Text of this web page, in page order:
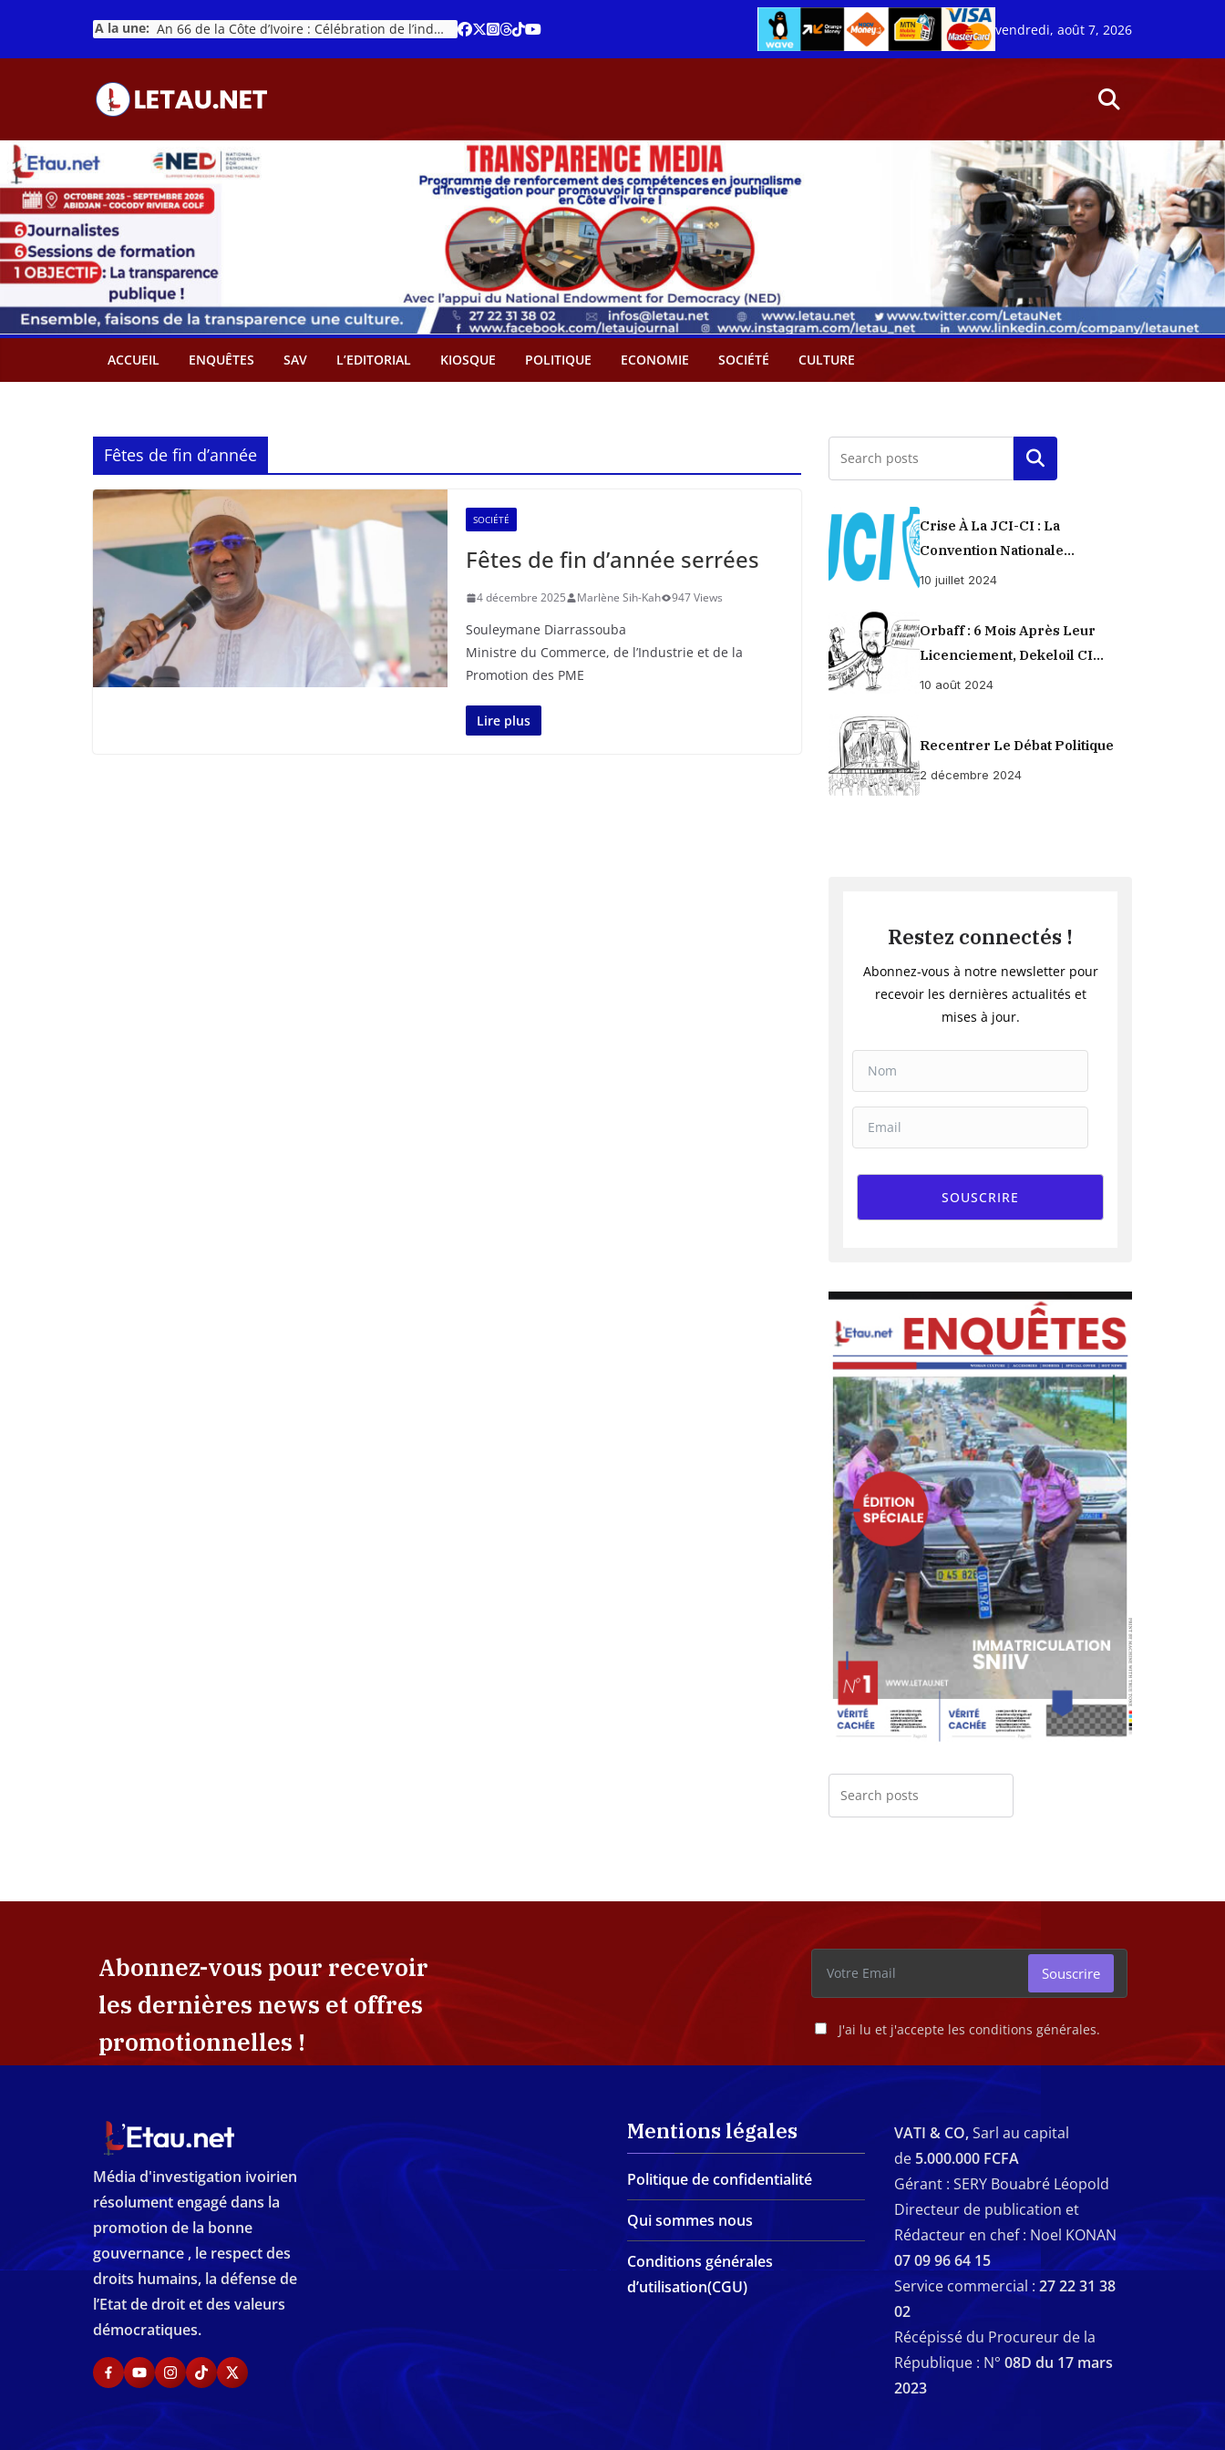
contenu
A la une:
An 66 de la Côte d’Ivoire : Célébration de l’indépendance ou cérémonie d’hommage à Ouattara ?
vendredi, août 7, 2026
ACCUEIL ENQUÊTES SAV L’EDITORIAL KIOSQUE POLITIQUE ECONOMIE SOCIÉTÉ CULTURE
Fêtes de fin d’année
SOCIÉTÉ
Fêtes de fin d’année serrées
4 décembre 2025 Marlène Sih-Kah 947 Views
Souleymane Diarrassouba
Ministre du Commerce, de l’Industrie et de la
Promotion des PME
Lire plus
Rechercher
Crise À La JCI-CI : La
Convention Nationale
Provisoirement Suspendue
10 juillet 2024
Orbaff : 6 Mois Après Leur
Licenciement, Dekeloil CI
Propose À Ses Ex-Ouvriers Un
10 août 2024
Recentrer Le Débat Politique
2 décembre 2024
Restez connectés !
Abonnez-vous à notre newsletter pour
recevoir les dernières actualités et
mises à jour.
SOUSCRIRE
Abonnez-vous pour recevoir
les dernières news et offres
promotionnelles !
J'ai lu et j'accepte les conditions générales.
Souscrire
Média d'investigation ivoirien
résolument engagé dans la
promotion de la bonne
gouvernance , le respect des
droits humains, la défense de
l’Etat de droit et des valeurs
démocratiques.
Mentions légales
Politique de confidentialité
Qui sommes nous
Conditions générales
d’utilisation(CGU)
VATI & CO,Sarl au capital
de 5.000.000 FCFA
Gérant : SERY Bouabré Léopold
Directeur de publication et
Rédacteur en chef : Noel KONAN
07 09 96 64 15
Service commercial : 27 22 31 38
02
Récépissé du Procureur de la
République : N° 08D du 17 mars
2023